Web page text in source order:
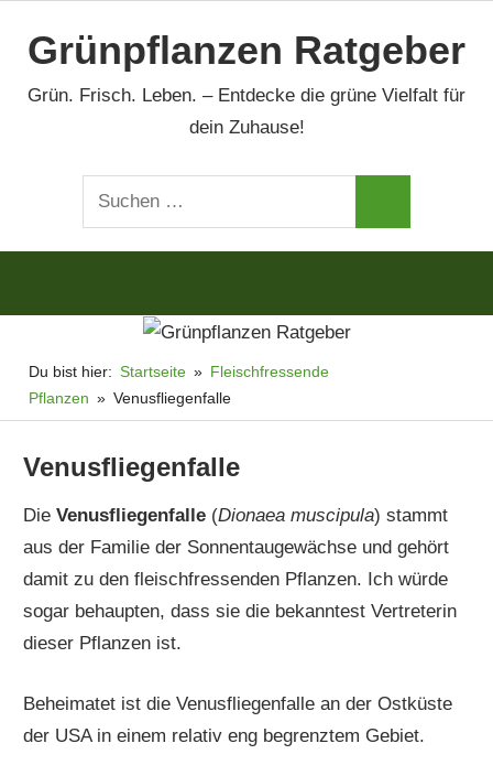
InhaltGrünpflanzen Ratgeber
Grün. Frisch. Leben. – Entdecke die grüne Vielfalt für
dein Zuhause!
Suchen
nach:
Du bist hier: Startseite
Fleischfressende
Pflanzen
Venusfliegenfalle
Venusfliegenfalle
DieVenusfliegenfalle (Dionaea muscipula) stammt
aus der Familie der Sonnentaugewächse und gehört
damit zu den fleischfressenden Pflanzen. Ich würde
sogar behaupten, dass sie die bekanntest Vertreterin
dieser Pflanzen ist.
Beheimatet ist die Venusfliegenfalle an der Ostküste
der USA in einem relativ eng begrenztem Gebiet.